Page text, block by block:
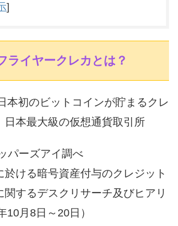
]
ライヤークレカとは？
本初のビットコインが貯まるクレ
日本最大級の仮想通貨取引所
パーズアイ調べ
於ける暗号資産付与のクレジット
関するデスクリサーチ及びヒアリ
10月8日～20日）